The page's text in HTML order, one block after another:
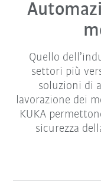
Quello
settori più
soluzioni di
lavorazione dei
KUKA
sicurezza